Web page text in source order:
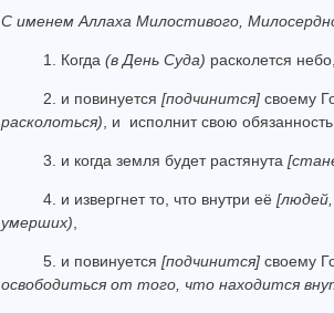
С именем Аллаха Милостивого,
1. Когда (в День Суда) расколется небо,
2. и повинуется [подчинится]своему
расколоться), и исполнит свою
3. и когда земля будет растянута
4. и извергнет то, что внутри её
умерших),
5. и повинуется [подчинится]своему
освободиться от того, что находится